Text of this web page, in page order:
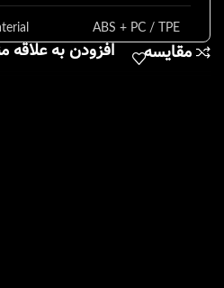
ABS + PC / TPE
مقایسه افزودن به علاقه